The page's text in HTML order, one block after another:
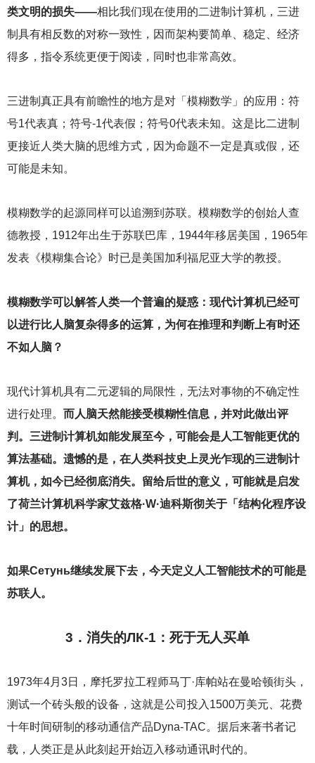
类文明的损失——相比我们现在使用的二进制计算机，三进
制具有相反数的对称一致性，因而架构要简单、稳定、经济
得多，指令系统更便于阅读，同时也非常高效。
三进制真正具有前瞻性的地方是对「模糊数学」的应用：符
号1代表真；符号-1代表假；符号0代表未知。这是比二进制
更接近人类大脑的思维方式，因为命题不一定是真或假，还
可能是未知。
模糊数学的起源同样可以追溯到苏联。模糊数学的创始人查
德教授，1912年出生于苏联巴库，1944年移居美国，1965年
发表《模糊集合论》时已是美国加利福尼亚大学的教授。
模糊数学可以解答人类一个普遍的疑惑：现代计算机已经可
以进行比人脑复杂得多的运算，为何在推理和判断上有时还
不如人脑？
现代计算机具有二元逻辑的局限性，无法对事物的不确定性
进行处理。 而人脑天然能接受模糊性信息，并对此做出评
判。三进制计算机如能发展至今，可能会是人工智能更优的
算法基础。遗憾的是，在人类科技史上灵光乍现的三进制计
算机，如今已经彻底消失。留给后世的意义，可能就是启发
了荷兰计算机科学家艾兹格·W·迪科斯彻关于「结构化程序设
计」的思想。
如果Сетунь继续发展下去，今天定义人工智能技术的可能是
苏联人。
3 ．消失的ЛК-1：死于无人买单
1973年4月3日，摩托罗拉工程师马丁·库帕站在曼哈顿街头，
测试一个砖头般的设备，这就是公司投入1500万美元、花费
十年时间研制的移动通信产品Dyna-TAC。据后来著书者记
载，人类正是从此刻起开始迈入移动通讯时代的。